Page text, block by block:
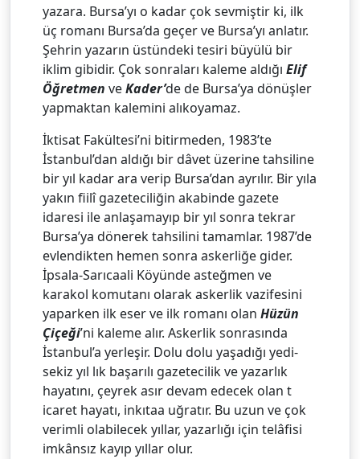
yazara. Bursa’yı o kadar çok sevmiştir ki, ilk
üç romanı Bursa’da geçer ve Bursa’yı anlatır.
Şehrin yazarın üstündeki tesiri büyülü bir
iklim gibidir. Çok sonraları kaleme aldığı Elif
Öğretmen veKader’de de Bursa’ya dönüşler
yapmaktan kalemini alıkoyamaz.
İktisat Fakültesi’ni bitirmeden, 1983’te
İstanbul’dan aldığı bir dâvet üzerine tahsiline
bir yıl kadar ara verip Bursa’dan ayrılır. Bir yıla
yakın fiilî gazeteciliğin akabinde gazete
idaresi ile anlaşamayıp bir yıl sonra tekrar
Bursa’ya dönerek tahsilini tamamlar. 1987’de
evlendikten hemen sonra askerliğe gider.
İpsala-Sarıcaali Köyünde asteğmen ve
karakol komutanı olarak askerlik vazifesini
yaparken ilk eser ve ilk romanı olan Hüzün
Çiçeği’ni kaleme alır. Askerlik sonrasında
İstanbul’a yerleşir. Dolu dolu yaşadığı yedi-
sekiz yıl lık başarılı gazetecilik ve yazarlık
hayatını, çeyrek asır devam edecek olan t
icaret hayatı, inkıtaa uğratır. Bu uzun ve çok
verimli olabilecek yıllar, yazarlığı için telâfisi
imkânsız kayıp yıllar olur.